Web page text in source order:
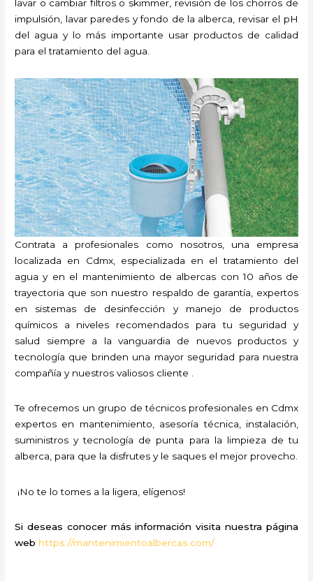
lavar o cambiar filtros o skimmer, revisión de los chorros de
impulsión, lavar paredes y fondo de la alberca, revisar el pH
del agua y lo más importante usar productos de calidad
para el tratamiento del agua.
Contrata a profesionales como nosotros, una empresa
localizada en Cdmx, especializada en el tratamiento del
agua y en el mantenimiento de albercas con 10 años de
trayectoria que son nuestro respaldo de garantía, expertos
en sistemas de desinfección y manejo de productos
químicos a niveles recomendados para tu seguridad y
salud siempre a la vanguardia de nuevos productos y
tecnología que brinden una mayor seguridad para nuestra
compañía y nuestros valiosos cliente .
Te ofrecemos un grupo de técnicos profesionales en Cdmx
expertos en mantenimiento, asesoría técnica, instalación,
suministros y tecnología de punta para la limpieza de tu
alberca, para que la disfrutes y le saques el mejor provecho.
¡No te lo tomes a la ligera, elígenos!
Si deseas conocer más información visita nuestra página
webhttps://mantenimientoalbercas.com/